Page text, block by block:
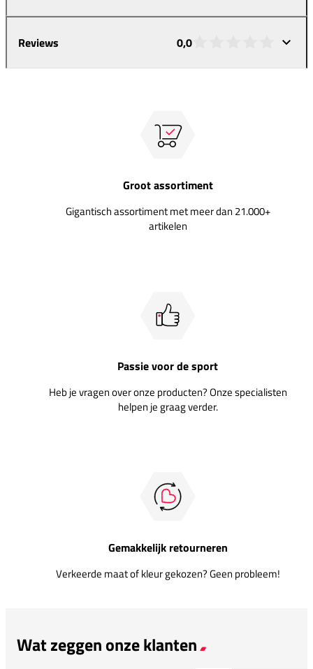
Reviews 0,0
Groot assortiment
Gigantisch assortiment met meer dan 21.000+
artikelen
Passie voor de sport
Heb je vragen over onze producten? Onze specialisten
helpen je graag verder.
Gemakkelijk retourneren
Verkeerde maat of kleur gekozen? Geen probleem!
Wat zeggen onze klanten